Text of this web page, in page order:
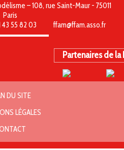
– 108, rue Saint-Maur - 75011
Paris
43 55 82 03 ffam@ffam.asso.fr
Partenaires de la
DU SITE
LÉGALES